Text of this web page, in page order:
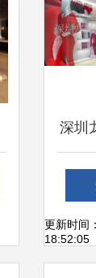
深圳
打造
装
更新时间
18:52:05